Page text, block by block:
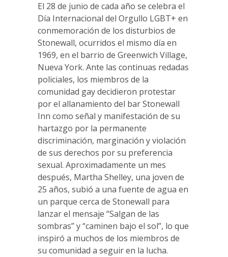
El 28 de junio de cada año se celebra el
Día Internacional del Orgullo LGBT+ en
conmemoración de los disturbios de
Stonewall, ocurridos el mismo día en
1969, en el barrio de Greenwich Village,
Nueva York. Ante las continuas redadas
policiales, los miembros de la
comunidad gay decidieron protestar
por el allanamiento del bar Stonewall
Inn como señal y manifestación de su
hartazgo por la permanente
discriminación, marginación y violación
de sus derechos por su preferencia
sexual. Aproximadamente un mes
después, Martha Shelley, una joven de
25 años, subió a una fuente de agua en
un parque cerca de Stonewall para
lanzar el mensaje “Salgan de las
sombras” y “caminen bajo el sol”, lo que
inspiró a muchos de los miembros de
su comunidad a seguir en la lucha.